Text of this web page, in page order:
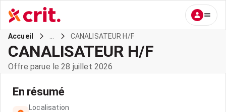
Accueil CANALISATEUR H/F
CANALISATEUR H/F
Offre parue le 28 juillet 2026
En résumé
Localisation